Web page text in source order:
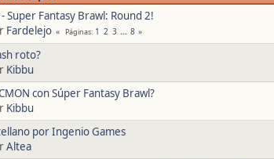
Super Fantasy Brawl: Round 2!
Fardelejo Páginas 1 2 3 ... 8
roto?
Kibbu
con Súper Fantasy Brawl?
Kibbu
por Ingenio Games
Altea